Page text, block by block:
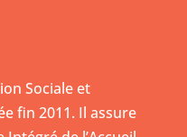
Sociale et
fin 2011. Il assure